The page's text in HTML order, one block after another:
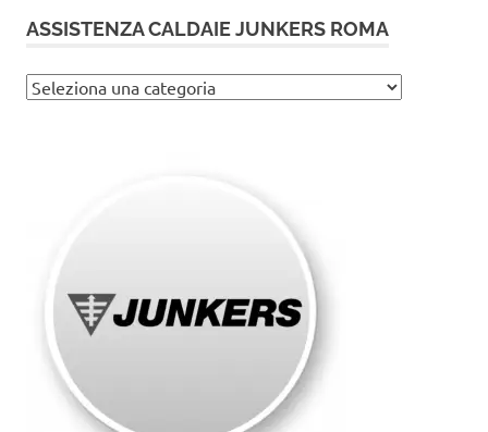
ASSISTENZA CALDAIE JUNKERS ROMA
Assistenza